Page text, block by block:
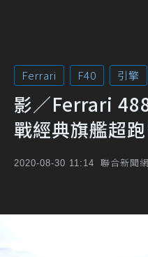
Ferrari F40 引擎
影／Ferrari
戰經典旗艦超跑
2020-08-30 11:14 聯合新聞